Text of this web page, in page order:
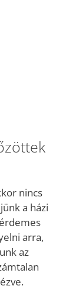
nincs
a házi
arra,
az